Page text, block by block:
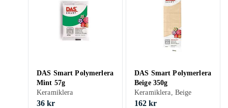
DAS Smart Polymerlera
Mint 57g
Keramiklera
36 kr
DAS Smart Polymerlera
Beige 350g
Keramiklera, Beige
162 kr